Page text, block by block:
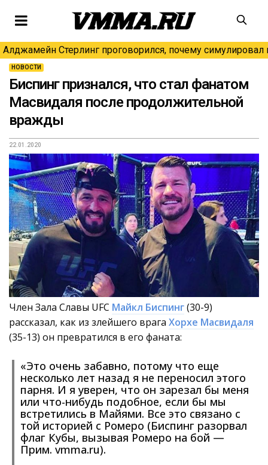
Алджамейн Стерлинг проговорился, почему симулировал
НОВОСТИ
Биспинг признался, что стал фанатом
Масвидаля после продолжительной
вражды
22.01.2020
Член Зала Славы UFC Майкл Биспинг(30-9)
рассказал, как из злейшего врага Хорхе Масвидаля
(35-13) он превратился в его фаната:
«Это очень забавно, потому что еще
несколько лет назад я не переносил этого
парня. И я уверен, что он зарезал бы меня
или что-нибудь подобное, если бы мы
встретились в Майями. Все это связано с
той историей с Ромеро (Биспинг разорвал
флаг Кубы, вызывая Ромеро на бой —
Прим. vmma.ru).